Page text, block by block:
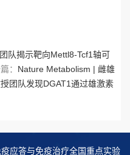
队揭示靶向Mettl8-Tcf1轴可
： Nature Metabolism | 雌雄
团队发现DGAT1通过雄激素
应答与免疫治疗全国重点实验